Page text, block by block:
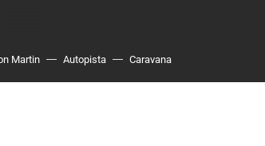
Martin Autopista Caravana